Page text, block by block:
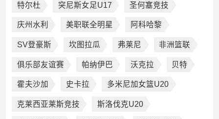
特尔杜 突尼斯女足U17 圣何塞竞技
庆州水利 美职联全明星 阿科哈黎
SV登豪斯 坎图拉瓜 弗莱尼 非洲篮联
俱乐部友谊赛 帕纳伊巴 沃克拉 贝特
霍夫沙加 史卡拉 多米尼加女篮U20
克莱西亚莱斯竞技 斯洛伐克U20